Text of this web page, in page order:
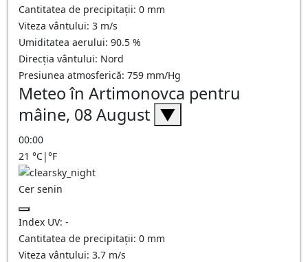
Cantitatea de precipitații: 0 mm
Viteza vântului: 3 m/s
Umiditatea aerului: 90.5 %
Direcția vântului: Nord
Presiunea atmosferică: 759 mm/Hg
Meteo în Artimonovca pentru
mâine, 08 August ▼
00:00
21 °C|°F
Cer senin
Index UV: -
Cantitatea de precipitații: 0 mm
Viteza vântului: 3.7 m/s